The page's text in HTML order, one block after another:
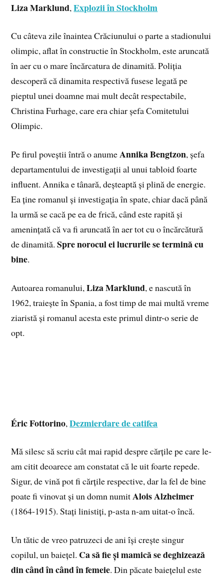
Liza Marklund,Explozii în Stockholm
Cu câteva zile înaintea Crăciunului o parte a stadionului
olimpic, aflat în constructie în Stockholm, este aruncată
în aer cu o mare încărcatura de dinamită. Poliția
descoperă că dinamita respectivă fusese legată pe
pieptul unei doamne mai mult decât respec­tabile,
Christina Furhage, care era chiar șefa Comitetului
Olimpic.
Pe firul poveștii întră o anumeAnnika Bengtzon, șefa
departamentului de investigații al unui tabloid foarte
influent. Annika e tânară, deșteaptă și plină de energie.
Ea ține romanul și investigația în spate, chiar dacă până
la urmă se cacă pe ea de frică, când este rapită și
amenințată că va fi aruncată în aer tot cu o încărcătură
de dinamită.Spre norocul ei lucrurile se termină cu
bine.
Autoarea romanului,Liza Marklund, e nascută în
1962, traiește în Spania, a fost timp de mai multă vreme
ziaristă și romanul acesta este primul dintr-o serie de
opt.
Éric Fottorino,Dezmierdare de catifea
Mă silesc să scriu cât mai rapid despre cărțile pe care le-
am citit deoarece am constatat că le uit foarte repede.
Sigur, de vină pot fi cărțile respective, dar la fel de bine
poate fi vinovat și un domn numitAlois Alzheimer
(1864-1915). Stați linistiți, p-asta n-am uitat-o încă.
Un tătic de vreo patruzeci de ani își crește singur
copilul, un baiețel. Ca să fie și mamică se deghizează
din când în când în femeie. Din păcate baiețelul este